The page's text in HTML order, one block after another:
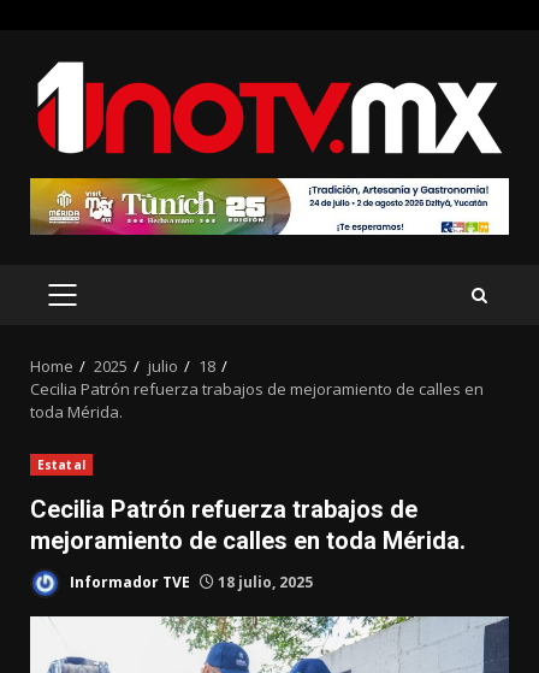
content
PRIMARY
Home 2025 julio
18
Cecilia Patrón refuerza trabajos de mejoramiento de calles en
toda Mérida.
Estatal
Cecilia Patrón refuerza trabajos de
mejoramiento de calles en toda Mérida.
Informador TVE 18 julio, 2025